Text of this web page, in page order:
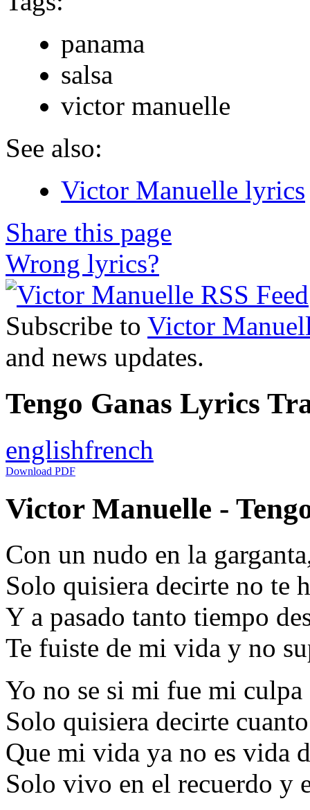
panama
salsa
victor manuelle
See also:
Victor Manuelle lyrics
Share this page
Wrong lyrics?
Subscribe to Victor
and news updates.
Tengo Ganas Lyrics
englishfrench
Download PDF
Victor Manuelle -
Con un nudo en la
Solo quisiera decirte no te
Y a pasado tanto tiempo
Te fuiste de mi vida y no
Yo no se si mi fue mi
Solo quisiera decirte
Que mi vida ya no es vida
Solo vivo en el recuerdo y